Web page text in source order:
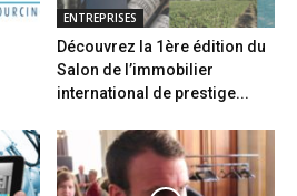
ENTREPRISES
Découvrez la 1ère édition du
Salon de l’immobilier
international de prestige...